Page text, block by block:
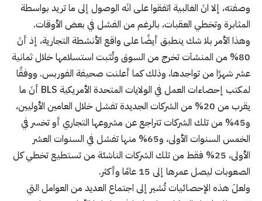
وصفته، إلا انَ الغالبية اتفقوا على انَه الوصول إلى ما تريد بواسطة
المثابرة وتخطي العقبات، بالرغم من الفشل في بعض الأوقات.
وهذا الأمر بلا شك ينطبق أيضًا على واقع الأنشطة التجارية، إذ أنَ
80% من المنشآت تخرج من السوق وتُثبت استسلامها خلال ثمانية
عشر شهرًا من تواجدها، وذلك كما أعلنت صحيفة الفوربس. ووفقًا
لمكتب إحصاءات العمل في الولايات المتحدة الأمريكية BLS أنَ ما
يقرب من 20% من الشركات الجديدة تفشل خلال العامين الأوليين،
و45% من تلك الشركات تتراجع عن مشروعها التجاري أو تخسر في
الخمس السنوات الأولى، و65% منها تفشل في السنوات العشر
الأولى، 25% فقط من تلك الشركات الناشئة من تستطيع تخطي كل
الصعوبات ليصل عمرها إلى 15 عامًا وأكثر.
ولعلَ هذه الإحصائيات تُشير إلى اجتماع العديد من العوامل التي